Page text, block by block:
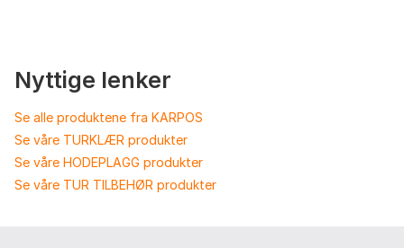
Nyttige lenker
Se alle produktene fra KARPOS
Se våre TURKLÆR produkter
Se våre HODEPLAGG produkter
Se våre TUR TILBEHØR produkter